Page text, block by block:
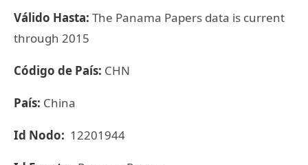
Válido Hasta: The Panama Papers data is current
through 2015
Código de País: CHN
País: China
Id Nodo: 12201944